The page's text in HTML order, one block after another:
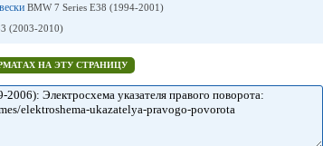
BMW 7 Series E38 (1994-2001)
(2003-2010)
НА ЭТУ СТРАНИЦУ